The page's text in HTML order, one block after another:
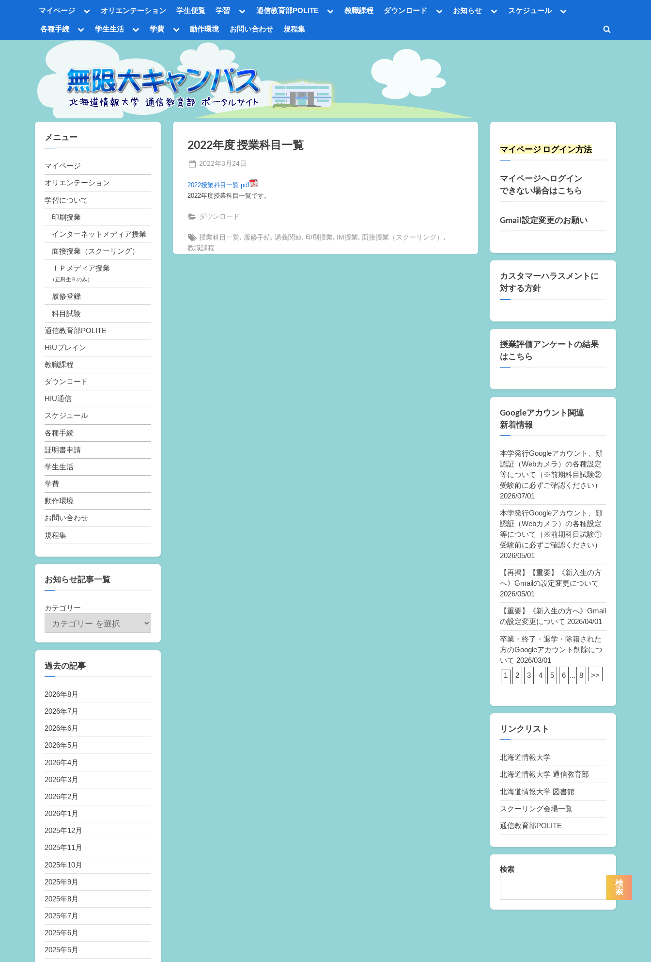
マイページ
Toggle
menu
オリエンテーション 学生便覧 学習
Toggle
menu
Toggle
sub-
Toggle
通信教育部POLITE
Toggle教職課程 ダウンロード
Toggle
Toggle
お知らせ
Toggle
menu
スケジュール
Toggle
各種手続
Toggle
menu
学生生活
Toggle
sub-
menu
学費
Toggle動作環境 お問い合わせ 規程集
Toggle
2022年度 授業科目一覧
Posted
2022年3月24日
務
局
2022授業科目一覧.pdf
2022年度授業科目一覧です。
ダウンロード
Tags:
授業科目一覧, 履修手続,講義関連, 印刷授業, IM授業,面接授業（スクーリング） ,
教職課程
メニュー
マイページ
オリエンテーション
学習について
印刷授業
インターネットメディア授業
面接授業（スクーリング）
ＩＰメディア授業
（正科生Ｂのみ）
履修登録
科目試験
通信教育部POLITE
HIUブレイン
教職課程
ダウンロード
HIU通信
スケジュール
各種手続
証明書申請
学生生活
学費
動作環境
お問い合わせ
規程集
お知らせ記事一覧
カテゴリー
過去の記事
2026年8月
2026年7月
2026年6月
2026年5月
2026年4月
2026年3月
2026年2月
2026年1月
2025年12月
2025年11月
2025年10月
2025年9月
2025年8月
2025年7月
2025年6月
2025年5月
マイページ ログイン方法
マイページへログイン
できない場合はこちら
Gmail設定変更のお願い
カスタマーハラスメントに
対する方針
授業評価アンケートの結果
はこちら
Googleアカウント関連
新着情報
本学発行Googleアカウント、顔
認証（Webカメラ）の各種設定
等について（※前期科目試験②
受験前に必ずご確認ください）
2026/07/01
本学発行Googleアカウント、顔
認証（Webカメラ）の各種設定
等について（※前期科目試験①
受験前に必ずご確認ください）
2026/05/01
【再掲】【重要】《新入生の方
へ》Gmailの設定変更について
2026/05/01
【重要】《新入生の方へ》Gmail
の設定変更について 2026/04/01
卒業・終了・退学・除籍された
方のGoogleアカウント削除につ
いて 2026/03/01
1
2 3 4 5 6 ... 8 >>
リンクリスト
北海道情報大学
北海道情報大学 通信教育部
北海道情報大学 図書館
スクーリング会場一覧
通信教育部POLITE
検索
検
索